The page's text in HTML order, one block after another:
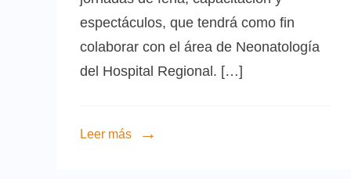
espectáculos, que tendrá como fin
colaborar con el área de Neonatología
del Hospital Regional. […]
Leer más